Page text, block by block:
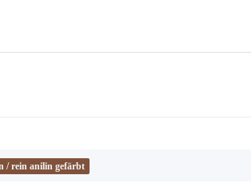
/ rein anilin gefärbt